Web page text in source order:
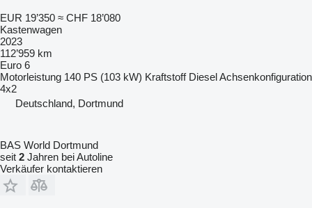
EUR 19’350 ≈ CHF 18’080
Kastenwagen
2023
112’959 km
Euro 6
Motorleistung 140 PS (103 kW) Kraftstoff DieselAchsenkonfiguration
4x2
Deutschland, Dortmund
BAS World Dortmund
seit 2 Jahren bei Autoline
Verkäufer kontaktieren